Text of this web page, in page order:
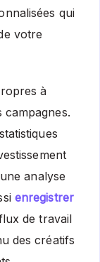
qui
votre
à
analyse
enregistrer
de travail
des créatifs